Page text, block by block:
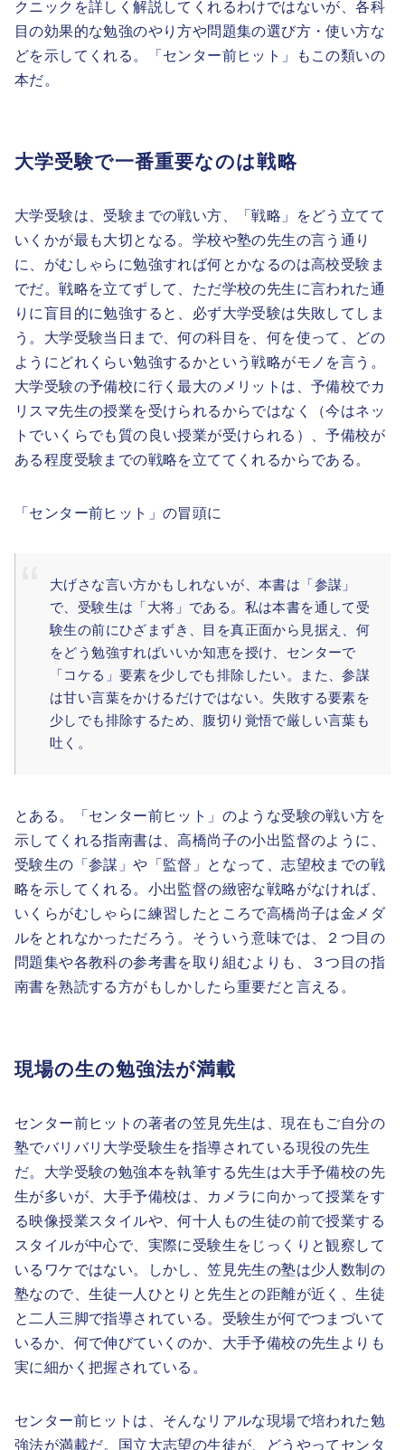
クニックを詳しく解説してくれるわけではないが、各科
目の効果的な勉強のやり方や問題集の選び方・使い方な
どを示してくれる。「センター前ヒット」もこの類いの
本だ。
大学受験で一番重要なのは戦略
大学受験は、受験までの戦い方、「戦略」をどう立てて
いくかが最も大切となる。学校や塾の先生の言う通り
に、がむしゃらに勉強すれば何とかなるのは高校受験ま
でだ。戦略を立てずして、ただ学校の先生に言われた通
りに盲目的に勉強すると、必ず大学受験は失敗してしま
う。大学受験当日まで、何の科目を、何を使って、どの
ようにどれくらい勉強するかという戦略がモノを言う。
大学受験の予備校に行く最大のメリットは、予備校でカ
リスマ先生の授業を受けられるからではなく（今はネッ
トでいくらでも質の良い授業が受けられる）、予備校が
ある程度受験までの戦略を立ててくれるからである。
「センター前ヒット」の冒頭に
大げさな言い方かもしれないが、本書は「参謀」
で、受験生は「大将」である。私は本書を通して受
験生の前にひざまずき、目を真正面から見据え、何
をどう勉強すればいいか知恵を授け、センターで
「コケる」要素を少しでも排除したい。また、参謀
は甘い言葉をかけるだけではない。失敗する要素を
少しでも排除するため、腹切り覚悟で厳しい言葉も
吐く。
とある。「センター前ヒット」のような受験の戦い方を
示してくれる指南書は、高橋尚子の小出監督のように、
受験生の「参謀」や「監督」となって、志望校までの戦
略を示してくれる。小出監督の緻密な戦略がなければ、
いくらがむしゃらに練習したところで高橋尚子は金メダ
ルをとれなかっただろう。そういう意味では、２つ目の
問題集や各教科の参考書を取り組むよりも、３つ目の指
南書を熟読する方がもしかしたら重要だと言える。
現場の生の勉強法が満載
センター前ヒットの著者の笠見先生は、現在もご自分の
塾でバリバリ大学受験生を指導されている現役の先生
だ。大学受験の勉強本を執筆する先生は大手予備校の先
生が多いが、大手予備校は、カメラに向かって授業をす
る映像授業スタイルや、何十人もの生徒の前で授業する
スタイルが中心で、実際に受験生をじっくりと観察して
いるワケではない。しかし、笠見先生の塾は少人数制の
塾なので、生徒一人ひとりと先生との距離が近く、生徒
と二人三脚で指導されている。受験生が何でつまづいて
いるか、何で伸びていくのか、大手予備校の先生よりも
実に細かく把握されている。
センター前ヒットは、そんなリアルな現場で培われた勉
強法が満載だ。国立大志望の生徒が、どうやってセンタ